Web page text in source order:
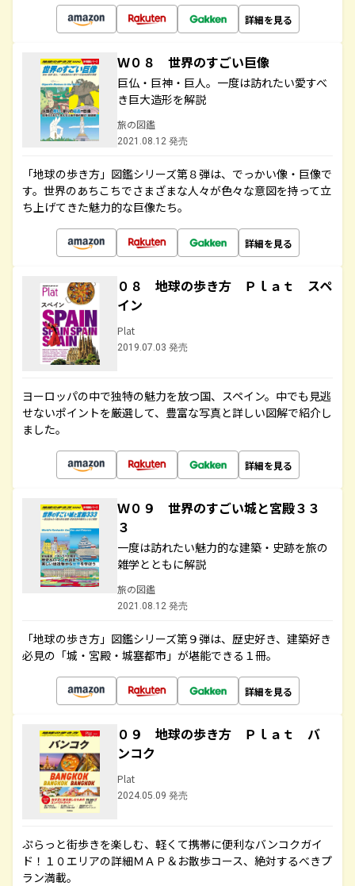
詳細を見る
Ｗ０８ 世界のすごい巨像
巨仏・巨神・巨人。一度は訪れたい愛すべ
き巨大造形を解説
旅の図鑑
2021.08.12 発売
「地球の歩き方」図鑑シリーズ第８弾は、でっかい像・巨像で
す。世界のあちこちでさまざまな人々が色々な意図を持って立
ち上げてきた魅力的な巨像たち。
詳細を見る
０８ 地球の歩き方 Ｐｌａｔ スペ
イン
Plat
2019.07.03 発売
ヨーロッパの中で独特の魅力を放つ国、スペイン。中でも見逃
せないポイントを厳選して、豊富な写真と詳しい図解で紹介し
ました。
詳細を見る
Ｗ０９ 世界のすごい城と宮殿３３
３
一度は訪れたい魅力的な建築・史跡を旅の
雑学とともに解説
旅の図鑑
2021.08.12 発売
「地球の歩き方」図鑑シリーズ第９弾は、歴史好き、建築好き
必見の「城・宮殿・城塞都市」が堪能できる１冊。
詳細を見る
０９ 地球の歩き方 Ｐｌａｔ バ
ンコク
Plat
2024.05.09 発売
ぷらっと街歩きを楽しむ、軽くて携帯に便利なバンコクガイ
ド！１０エリアの詳細ＭＡＰ＆お散歩コース、絶対するべきプ
ラン満載。